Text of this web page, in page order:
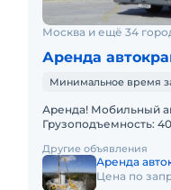
Москва и ещё 34
Аренда
Минимальное время
Аренда! Мобильный
Грузоподъемность: 400 тонн Длина
Свидетельство о
Другие объявления
Аренда
Цена по